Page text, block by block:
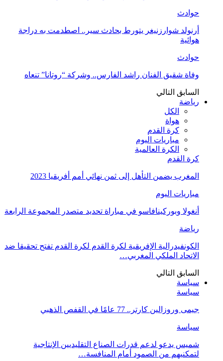
حوادث
أرنولد شوارزنيغر يتورط بحادث سير.. اصطدمت به دراجة
هوائية
حوادث
وفاة شقيق الفنان راشد الفارس.. وشركة “روتانا” تنعاه
السابق التالي
رياضة
الكل
هواة
كرة القدم
مباريات اليوم
الكرة العالمية
كرة القدم
المغرب يضمن التأهل إلى ثمن نهائي أمم أفريقيا 2023
مباريات اليوم
أنغولا وبوركينافاسو في مباراة تحديد متصدر المجموعة الرابعة
رياضة
الكونفيدرالية الإفريقية لكرة القدم لكرة القدم تفتح تحقيقا ضد
الاتحاد الملكي المغربي…
السابق التالي
سياسة
سياسة
جيمى وروزالين كارتر.. 77 عامًا في القفص الذهبي
سياسة
شميس يدعو لدعم قدرات الصناع التقليديين الإنتاجية
لتمكنيهم من الصمود أمام المنافسة…